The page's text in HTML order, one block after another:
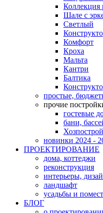
Коллекция
Шале с
Светлый
Комфорт
Кроха
Мальта
Кантри
Балтика
простые,
прочие
гостевые
бани,
новинки 2024 -
ПРОЕКТИРОВАНИЕ
дома, коттеджи
реконструкция
интерьеры,
ландшафт
усадьбы и
БЛОГ